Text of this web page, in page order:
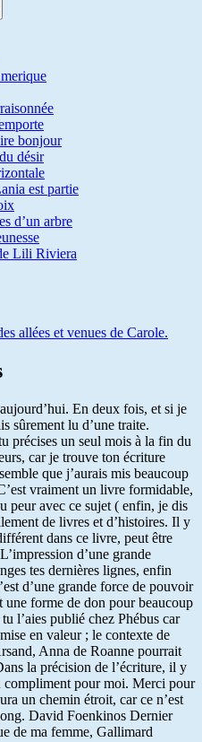
bonjour
désir
est partie
d’un arbre
Lili Riviera
allées et venues de Carole.
En deux fois, et si je
sûrement lu d’une traite.
précises un seul mois à la fin du
car je trouve ton écriture
que j’aurais mis beaucoup
vraiment un livre formidable,
peur avec ce sujet ( enfin, je dis
de livres et d’histoires. Il y
dans ce livre, peut être
d’une grande
tes dernières lignes, enfin
d’une grande force de pouvoir
une forme de don pour beaucoup
l’aies publié chez Phébus car
en valeur ; le contexte de
Anna de Roanne pourrait
la précision de l’écriture, il y
compliment pour moi. Merci pour
un chemin étroit, car ce n’est
David Foenkinos Dernier
de ma femme, Gallimard